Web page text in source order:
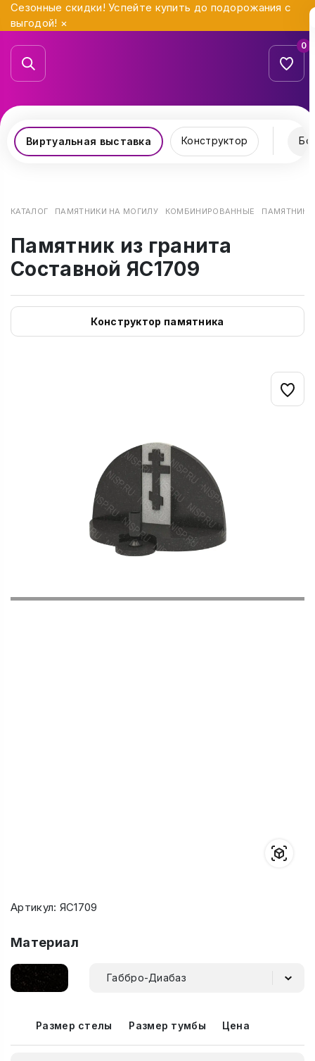
Сезонные скидки! Успейте купить до подорожания с
выгодой! ×
0
Виртуальная выставка Конструктор
КАТАЛОГ ПАМЯТНИКИ НА МОГИЛУ КОМБИНИРОВАННЫЕ ПАМЯТНИК
Памятник из гранита
Составной ЯС1709
Конструктор памятника
Артикул: ЯС1709
Материал
Габбро-Диабаз
Размер стелы Размер тумбы Цена